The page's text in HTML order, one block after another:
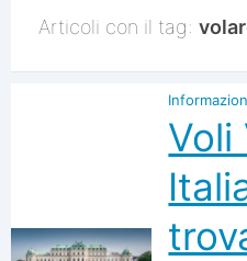
Articoli con il tag:
Voli